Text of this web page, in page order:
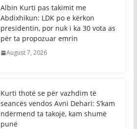
Albin Kurti pas takimit me
Abdixhikun: LDK po e kërkon
presidentin, por nuk i ka 30 vota as
për ta propozuar emrin
August 7, 2026
Kurti thotë se për vazhdim të
seancës vendos Avni Dehari: S’kam
ndërmend ta takojë, kam shumë
punë